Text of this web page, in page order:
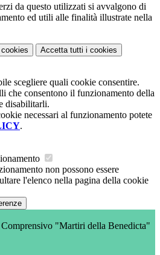
da questo utilizzati si avvalgono di
ed utili alle finalità illustrate nella
Accetta tutti i cookies
scegliere quali cookie consentire.
che consentono il funzionamento della
disabilitarli.
necessari al funzionamento potete
.
non possono essere
l'elenco nella pagina della cookie
"Martiri della Benedicta"